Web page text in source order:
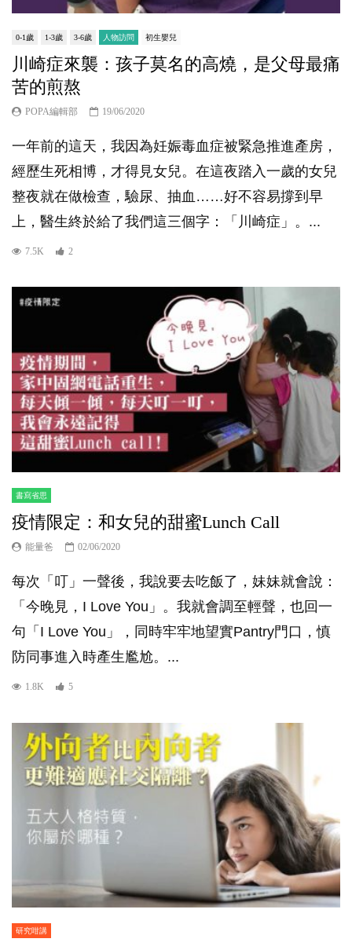
0-1歲 1-3歲 3-6歲 人物訪問 初生嬰兒
川崎症來襲：孩子莫名的高燒，是父母最痛
苦的煎熬
POPA編輯部 19/06/2020
一年前的這天，我因為妊娠毒血症被緊急推進產房，
經歷生死相博，才得見女兒。在這夜踏入一歲的女兒
整夜就在做檢查，驗尿、抽血……好不容易撐到早
上，醫生終於給了我們這三個字：「川崎症」。...
7.5K 2
書寫省思
疫情限定：和女兒的甜蜜Lunch Call
能量爸 02/06/2020
每次「叮」一聲後，我說要去吃飯了，妹妹就會說：
「今晚見，I Love You」。我就會調至輕聲，也回一
句「I Love You」，同時牢牢地望實Pantry門口，慎
防同事進入時產生尷尬。...
1.8K 5
研究咁講